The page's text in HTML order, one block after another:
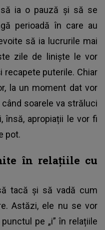
ia o pauză și să se
perioadă în care au
să ia lucrurile mai
zile de liniște le vor
recapete puterile. Chiar
la un moment dat vor
soarele va străluci
însă, apropiații le vor fi
pot.
în relațiile cu
tacă și să vadă cum
Astăzi, ele nu se vor
pe „i” în relațiile